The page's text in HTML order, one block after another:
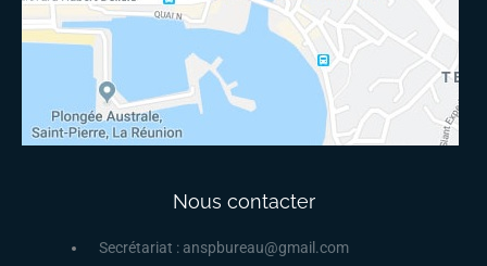
Nous contacter
Secrétariat : anspbureau@gmail.com